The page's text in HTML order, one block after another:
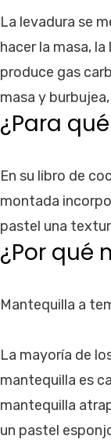
La levadura se
hacer la masa,
produce gas
masa y
¿Para
En su libro de
montada
pastel una
¿Por qué
Mantequilla a
La mayoría de
mantequilla es
mantequilla
un pastel